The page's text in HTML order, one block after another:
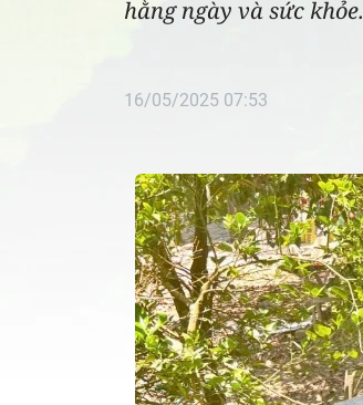
hằng ngày và sức khỏe.
16/05/2025 07:53